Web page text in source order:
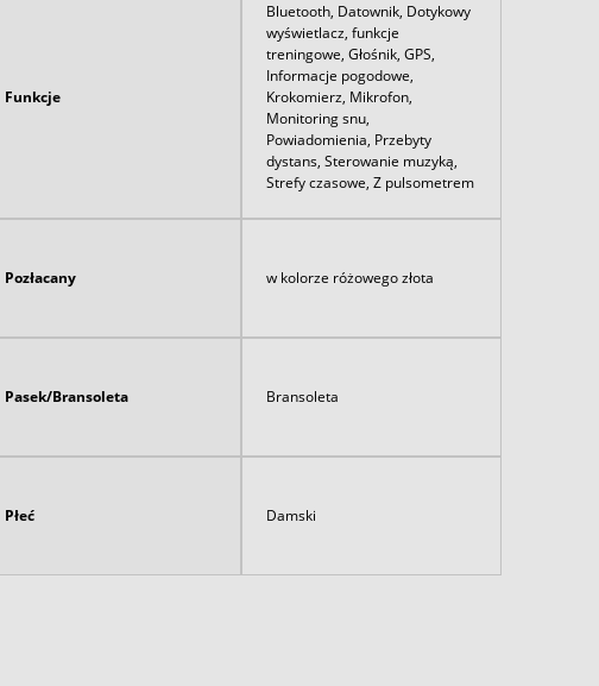
Funkcje
Bluetooth, Datownik, Dotykowy
wyświetlacz, funkcje
treningowe, Głośnik, GPS,
Informacje pogodowe,
Krokomierz, Mikrofon,
Monitoring snu,
Powiadomienia, Przebyty
dystans, Sterowanie muzyką,
Strefy czasowe, Z pulsometrem
Pozłacany w kolorze różowego złota
Pasek/Bransoleta Bransoleta
Płeć Damski